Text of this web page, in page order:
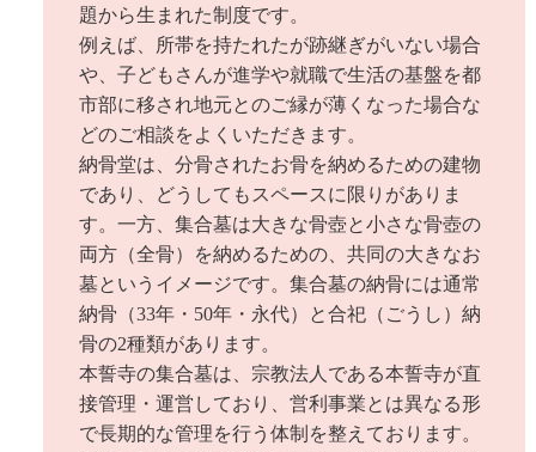
題から生まれた制度です。
例えば、所帯を持たれたが跡継ぎがいない場合
や、子どもさんが進学や就職で生活の基盤を都
市部に移され地元とのご縁が薄くなった場合な
どのご相談をよくいただきます。
納骨堂は、分骨されたお骨を納めるための建物
であり、どうしてもスペースに限りがありま
す。一方、集合墓は大きな骨壺と小さな骨壺の
両方（全骨）を納めるための、共同の大きなお
墓というイメージです。集合墓の納骨には通常
納骨（33年・50年・永代）と合祀（ごうし）納
骨の2種類があります。
本誓寺の集合墓は、宗教法人である本誓寺が直
接管理・運営しており、営利事業とは異なる形
で長期的な管理を行う体制を整えております。